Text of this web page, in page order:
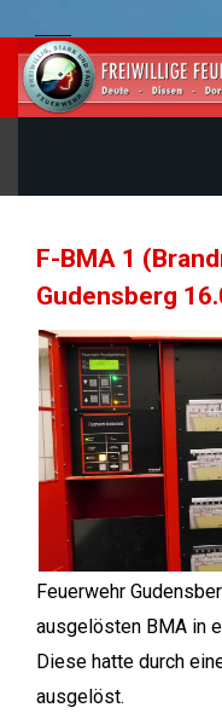
F-BMA 1
Gudensberg
Feuerwehr
ausgelösten BMA in
Diese hatte durch
ausgelöst.